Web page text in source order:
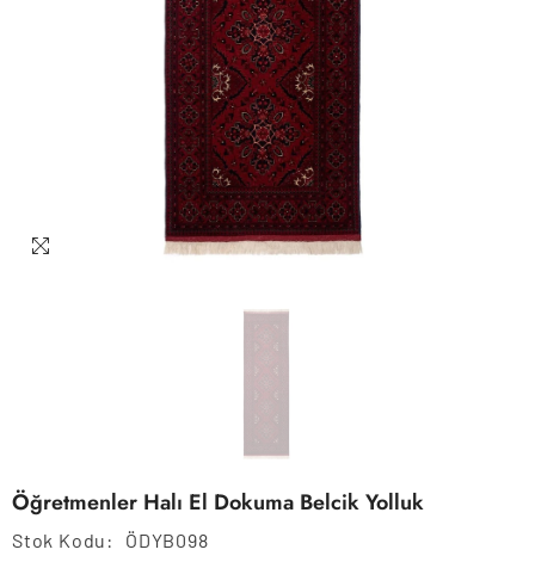
Öğretmenler Halı El Dokuma Belcik Yolluk
Stok Kodu: ÖDYB098